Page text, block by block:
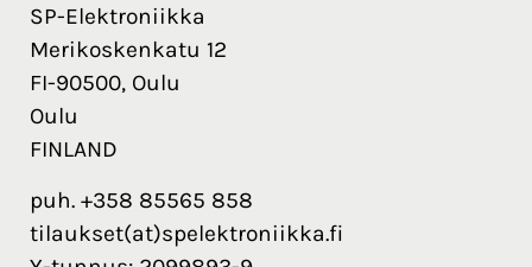
SP-Elektroniikka
Merikoskenkatu 12
FI-90500, Oulu
Oulu
FINLAND
puh. +358 85565 858
tilaukset(at)spelektroniikka.fi